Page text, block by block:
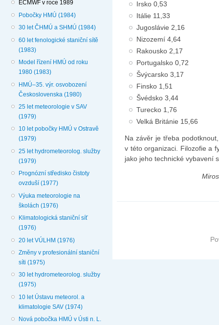
ECMWF v roce 1989
Pobočky HMÚ (1984)
30 let ČHMÚ a SHMÚ (1984)
60 let fenologické staniční sítě
(1983)
Model řízení HMÚ od roku
1980 (1983)
HMÚ–35. výr. osvobození
Československa (1980)
25 let meteorologie v SAV
(1979)
10 let pobočky HMÚ v Ostravě
(1979)
25 let hydrometeorolog. služby
(1979)
Prognózní středisko čistoty
ovzduší (1977)
Výuka meteorologie na
školách (1976)
Klimatologická staniční síť
(1976)
20 let VÚLHM (1976)
Změny v profesionální staniční
síti (1975)
30 let hydrometeorolog. služby
(1975)
10 let Ústavu meteorol. a
klimatologie SAV (1974)
Nová pobočka HMÚ v Ústi n. L.
Irsko 0,53
Itálie 11,33
Jugoslávie 2,16
Nizozemí 4,64
Rakousko 2,17
Portugalsko 0,72
Švýcarsko 3,17
Finsko 1,51
Švédsko 3,44
Turecko 1,76
Velká Británie 15,66
Na závěr je třeba
v této organizaci. Filozofie a
jako jeho technické